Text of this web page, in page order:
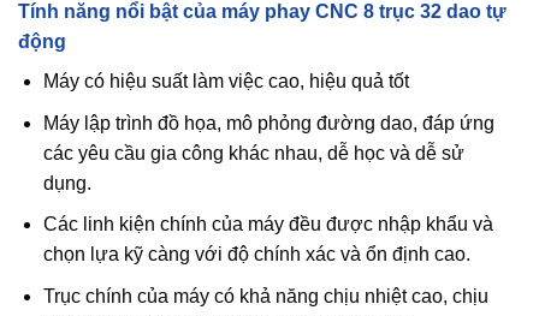
Tính năng nổi bật của máy phay CNC 8 trục 32 dao tự
động
Máy có hiệu suất làm việc cao, hiệu quả tốt
Máy lập trình đồ họa, mô phỏng đường dao, đáp ứng
các yêu cầu gia công khác nhau, dễ học và dễ sử
dụng.
Các linh kiện chính của máy đều được nhập khẩu và
chọn lựa kỹ càng với độ chính xác và ổn định cao.
Trục chính của máy có khả năng chịu nhiệt cao, chịu